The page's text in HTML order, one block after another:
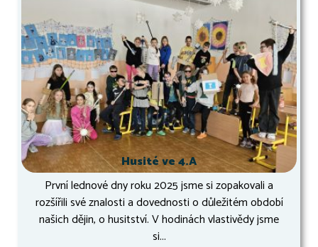
Husité ve 4.A
První lednové dny roku 2025 jsme si zopakovali a
rozšířili své znalosti a dovednosti o důležitém období
našich dějin, o husitství. V hodinách vlastivědy jsme
si...